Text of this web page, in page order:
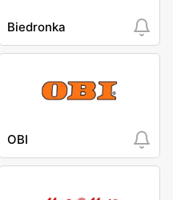
Biedronka
OBI